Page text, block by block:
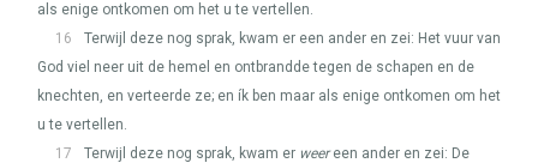
als enige ontkomen om het u te vertellen.
16
Terwijl deze nog sprak, kwam er een ander en zei: Het vuur van
God viel neer uit de hemel en ontbrandde tegen de schapen en de
knechten, en verteerde ze; en ík ben maar als enige ontkomen om het
u te vertellen.
17
Terwijl deze nog sprak, kwam er weereen ander en zei: De